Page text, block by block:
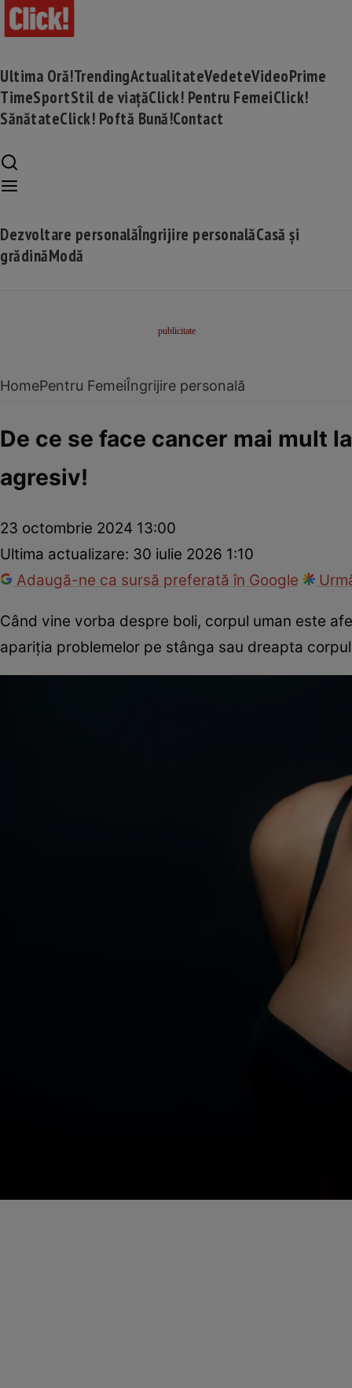
Ultima Oră!TrendingActualitateVedeteVideoPrime
TimeSportStil de viațăClick! Pentru FemeiClick!
SănătateClick! Poftă Bună!Contact
Dezvoltare personalăÎngrijire personalăCasă și
grădinăModă
HomePentru FemeiÎngrijire personală
De ce se face cancer mai mult
agresiv!
23 octombrie 2024 13:00
Ultima actualizare: 30 iulie 2026 1:10
Adaugă-ne ca sursă preferată în Google
Când vine vorba despre boli, corpul uman este
apariția problemelor pe stânga sau dreapta